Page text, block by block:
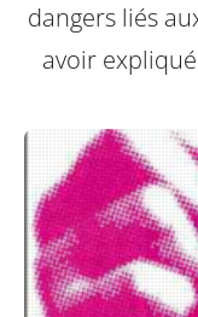
dangers liés
avoir